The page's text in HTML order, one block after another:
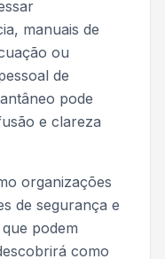
manuais de
ou
de
pode
e clareza
organizações
de segurança e
podem
como